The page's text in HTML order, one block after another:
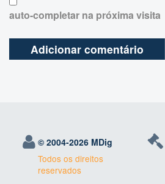
auto-completar na próxima visita
© 2004-2026 MDig
Todos os direitos
reservados